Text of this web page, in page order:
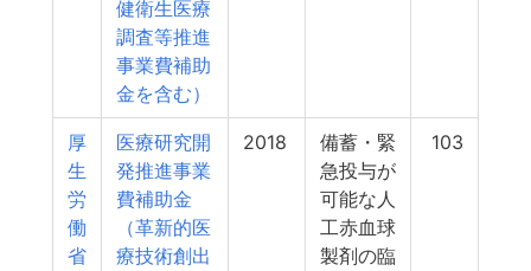
健衛生医療
調査等推進
事業費補助
金を含む）
厚
生
労
働
省
医療研究開
発推進事業
費補助金
（革新的医
療技術創出
2018
備蓄・緊
急投与が
可能な人
工赤血球
製剤の臨
103